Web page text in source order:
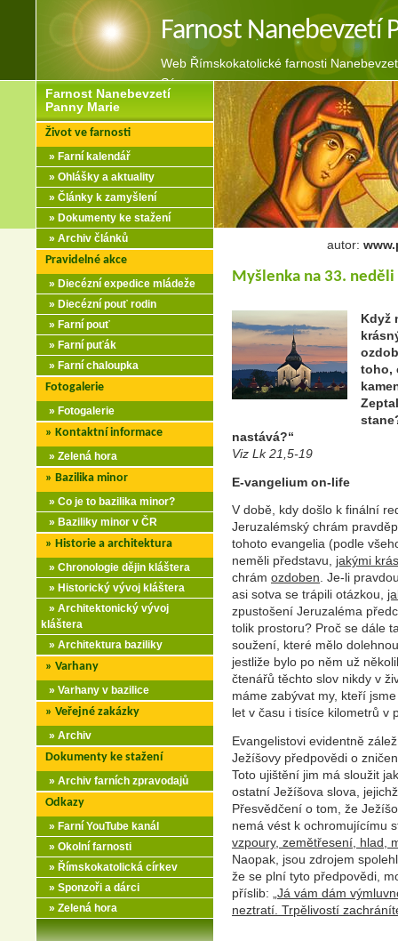
Farnost Nanebevzetí
Web Římskokatolické farnosti
Sázavou
Farnost Nanebevzetí
Panny Marie
Život ve farnosti
» Farní kalendář
» Ohlášky a aktuality
» Články k zamyšlení
» Dokumenty ke stažení
» Archiv článků
Pravidelné akce
» Diecézní expedice mládeže
» Diecézní pouť rodin
» Farní pouť
» Farní puťák
» Farní chaloupka
Fotogalerie
» Fotogalerie
» Kontaktní informace
» Zelená hora
» Bazilika minor
» Co je to bazilika minor?
» Baziliky minor v ČR
» Historie a architektura
» Chronologie dějin kláštera
» Historický vývoj kláštera
» Architektonický vývoj
kláštera
» Architektura baziliky
» Varhany
» Varhany v bazilice
» Veřejné zakázky
» Archiv
Dokumenty ke stažení
» Archiv farních zpravodajů
Odkazy
» Farní YouTube kanál
» Okolní farnosti
» Římskokatolická církev
» Sponzoři a dárci
» Zelená hora
autor:
Myšlenka na 33.
Když
toho,
nastává?“
Viz Lk 21,5-19
E-vangelium on-life
V době, kdy došlo k finální
Jeruzalémský chrám
tohoto evangelia (podle
neměli představu, jakými
chrám ozdoben. Je-li
asi sotva se trápili otázkou,
zpustošení Jeruzaléma
tolik prostoru? Proč se dále
soužení, které mělo
jestliže bylo po něm už
čtenářů těchto slov nikdy v
máme zabývat my, kteří
let v času i tisíce kilometrů v
Evangelistovi evidentně
Ježíšovy předpovědi o
Toto ujištění jim má sloužit
ostatní Ježíšova slova,
Přesvědčení o tom, že
nemá vést k ochromujícímu
vzpoury, zemětřesení, hlad,
Naopak, jsou zdrojem
že se plní tyto předpovědi,
příslib: „ Já vám dám
neztratí. Trpělivostí